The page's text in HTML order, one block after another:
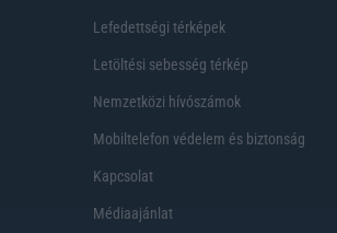
Lefedettségi térképek
Letöltési sebesség térkép
Nemzetközi hívószámok
Mobiltelefon védelem és biztonság
Kapcsolat
Médiaajánlat